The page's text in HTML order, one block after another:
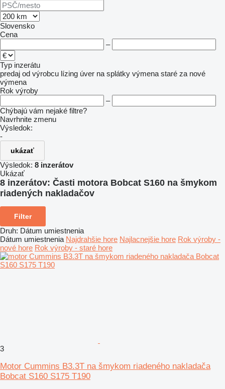
Slovensko
Cena
–
Typ inzerátu
predaj od výrobcu lízing úver na splátky výmena staré za nové
výmena
Rok výroby
–
Chýbajú vám nejaké filtre?
Navrhnite zmenu
Výsledok:
-
ukázať
Výsledok: 8 inzerátov
Ukázať
8 inzerátov: Časti motora Bobcat S160 na šmykom
riadených nakladačov
Filter
Druh: Dátum umiestnenia
Dátum umiestnenia Najdrahšie hore Najlacnejšie hore Rok výroby -
nové hore Rok výroby - staré hore
3
Motor Cummins B3.3T na šmykom riadeného nakladača
Bobcat S160 S175 T190